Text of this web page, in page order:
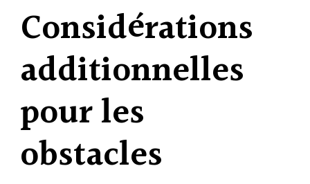
Considérations
additionnelles
pour les
obstacles